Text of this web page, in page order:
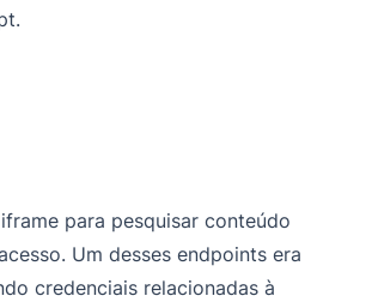
para pesquisar conteúdo
Um desses endpoints era
credenciais relacionadas à